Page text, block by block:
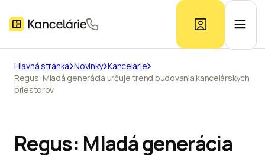
Ponuka kancelárií
Hlavná stránka Novinky Kancelárie
Regus: Mladá generácia určuje trend budovania kancelárskych
priestorov
Regus: Mladá generácia